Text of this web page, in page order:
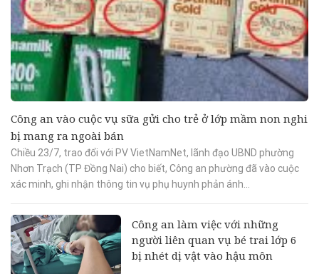
Công an vào cuộc vụ sữa gửi cho trẻ ở lớp mầm non nghi
bị mang ra ngoài bán
Chiều 23/7, trao đổi với PV VietNamNet, lãnh đạo UBND phường
Nhơn Trạch (TP Đồng Nai) cho biết, Công an phường đã vào cuộc
xác minh, ghi nhận thông tin vụ phụ huynh phản ánh...
Công an làm việc với những
người liên quan vụ bé trai lớp 6
bị nhét dị vật vào hậu môn